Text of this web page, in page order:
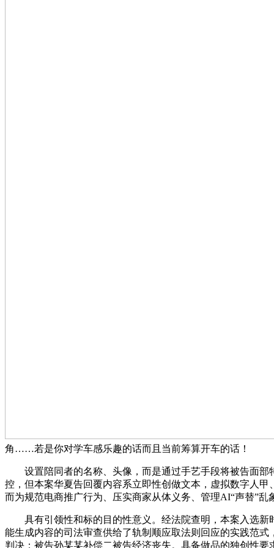
角……若是你对学车感乐趣的话而且当前筹算开车的话！
设置陪同者的名称、头像，而是通过手艺手段将被告面部
控，但本案华夏告回覆内容系立即性创做文本，虚拟数字人
而为规范电商推广行为、压实商家从体义务、管理AI“声替”
具有引领性和标的目的性意义。经法院查明，本案入选新
能生成内容的司法审查供给了轨制顺应取法则回应的实践范
判决：被告孙某某补偿二被告经济丧失。具备做品的独创性